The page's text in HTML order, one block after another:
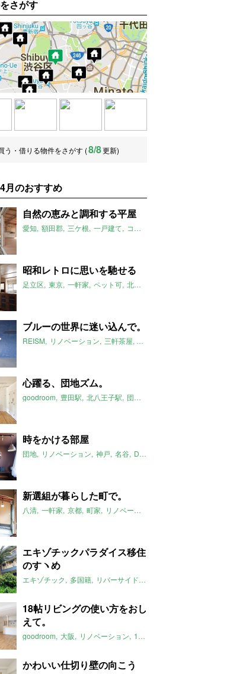
さがす
う・借りる物件をさがす (8/8更新)
月のおすすめ
自然の恵みと調和する平屋
愛知 額田郡 三ケ根 一戸建て コミュニティ
昭和レトロに思いを馳せる
足立区 東京 一軒家 ペット可 北千住
ブルーの世界に迷い込んで。
REISM リノベーション 三軒茶屋 海外ホテル
心躍る、団地ズム。
goodroom 豊田駅 北八王子駅 団地
時をかける部屋
団地 リノベーション 神戸 名谷 DIY可
新選組が暮らした町で。
八清 一軒家 京都 町家 リノベーション
エキゾチックパラダイス移住
のすヽめ
エキゾチック 多国籍 リバーサイド 2020年4月のおすすめ
18帖リビングの使い方をおし
えて。
goodroom 大阪 リノベーション 1LDK
かわいい仕切り壁の向こう